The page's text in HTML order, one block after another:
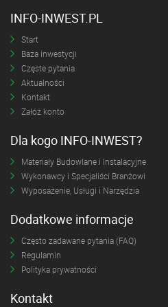
INFO-INWEST.PL
Start
Baza inwestycji
Częste pytania
Aktualności
Kontakt
Załóż konto
Dla kogo INFO-INWEST?
Materiały Budowlane i Instalacyjne
Wykonawcy i Specjaliści Branżowi
Wyposażenie, Usługi i Narzędzia
Dodatkowe informacje
Często zadawane pytania (FAQ)
Regulamin
Polityka prywatności
Kontakt